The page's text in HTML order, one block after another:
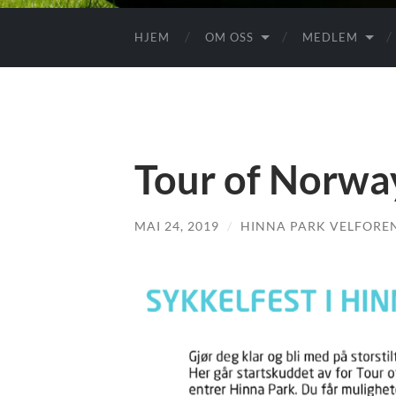
HJEM OM OSS MEDLEM
Tour of
MAI 24, 2019 / HINNA PARK